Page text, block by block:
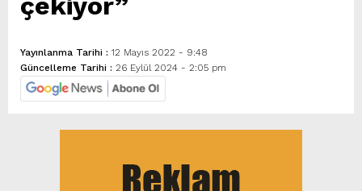
Yayınlanma Tarihi : 12 Mayıs 2022 - 9:48
Güncelleme Tarihi : 26 Eylül 2024 - 2:05 pm